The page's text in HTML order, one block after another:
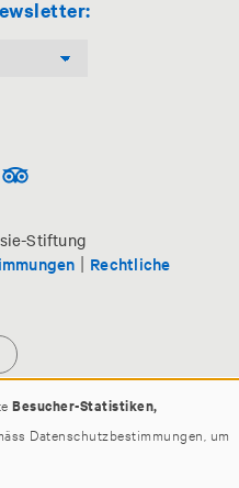
Stiftung
| Rechtliche
Besucher-Statistiken,
Datenschutzbestimmungen, um